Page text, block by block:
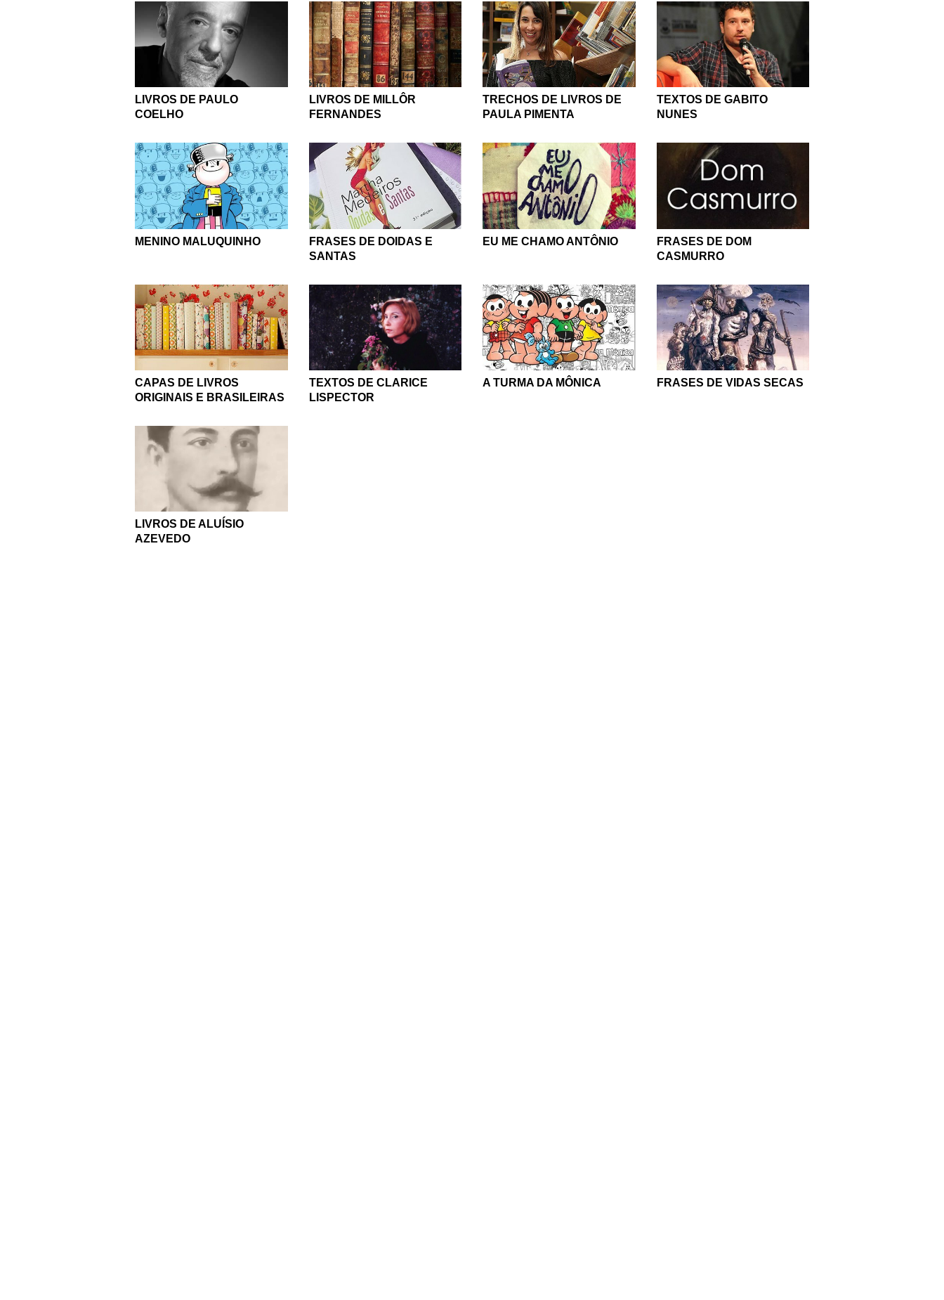
LIVROS DE PAULO
COELHO
LIVROS DE MILLÔR
FERNANDES
TRECHOS DE LIVROS DE
PAULA PIMENTA
TEXTOS DE GABITO
NUNES
MENINO MALUQUINHO
FRASES DE DOIDAS E
SANTAS
EU ME CHAMO ANTÔNIO
FRASES DE DOM
CASMURRO
CAPAS DE LIVROS
ORIGINAIS E BRASILEIRAS
TEXTOS DE CLARICE
LISPECTOR
A TURMA DA MÔNICA FRASES DE VIDAS SECAS
LIVROS DE ALUÍSIO
AZEVEDO